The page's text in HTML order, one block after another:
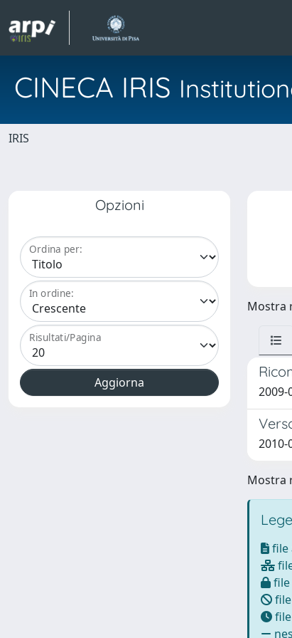
CINECA IRIS
IRIS
Opzioni
Ordina per:
In ordine:
Risultati/Pagina
Mostra
2009-
2010-
Mostra
file